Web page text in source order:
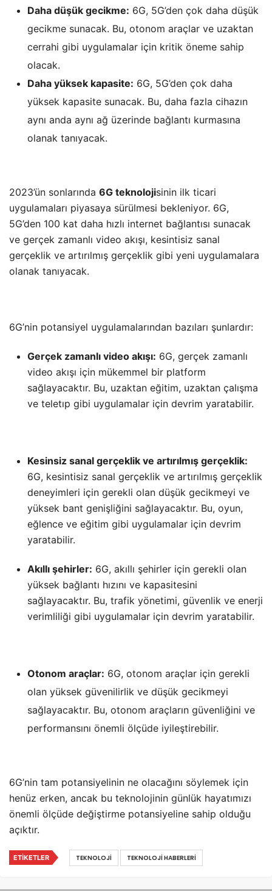
Daha düşük gecikme: 6G, 5G’den çok daha düşük
gecikme sunacak. Bu, otonom araçlar ve uzaktan
cerrahi gibi uygulamalar için kritik öneme sahip
olacak.
Daha yüksek kapasite: 6G, 5G’den çok daha
yüksek kapasite sunacak. Bu, daha fazla cihazın
aynı anda aynı ağ üzerinde bağlantı kurmasına
olanak tanıyacak.
2023’ün sonlarında 6G teknolojisinin ilk ticari
uygulamaları piyasaya sürülmesi bekleniyor. 6G,
5G’den 100 kat daha hızlı internet bağlantısı sunacak
ve gerçek zamanlı video akışı, kesintisiz sanal
gerçeklik ve artırılmış gerçeklik gibi yeni uygulamalara
olanak tanıyacak.
6G’nin potansiyel uygulamalarından bazıları şunlardır:
Gerçek zamanlı video akışı: 6G, gerçek zamanlı
video akışı için mükemmel bir platform
sağlayacaktır. Bu, uzaktan eğitim, uzaktan çalışma
ve teletıp gibi uygulamalar için devrim yaratabilir.
Kesinsiz sanal gerçeklik ve artırılmış gerçeklik:
6G, kesintisiz sanal gerçeklik ve artırılmış gerçeklik
deneyimleri için gerekli olan düşük gecikmeyi ve
yüksek bant genişliğini sağlayacaktır. Bu, oyun,
eğlence ve eğitim gibi uygulamalar için devrim
yaratabilir.
Akıllı şehirler: 6G, akıllı şehirler için gerekli olan
yüksek bağlantı hızını ve kapasitesini
sağlayacaktır. Bu, trafik yönetimi, güvenlik ve enerji
verimliliği gibi uygulamalar için devrim yaratabilir.
Otonom araçlar: 6G, otonom araçlar için gerekli
olan yüksek güvenilirlik ve düşük gecikmeyi
sağlayacaktır. Bu, otonom araçların güvenliğini ve
performansını önemli ölçüde iyileştirebilir.
6G’nin tam potansiyelinin ne olacağını söylemek için
henüz erken, ancak bu teknolojinin günlük hayatımızı
önemli ölçüde değiştirme potansiyeline sahip olduğu
açıktır.
ETIKETLER TEKNOLOJI TEKNOLOJI HABERLERI